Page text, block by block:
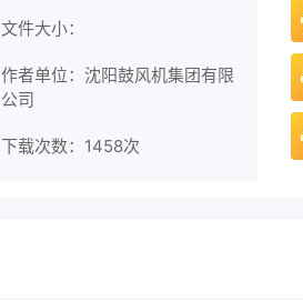
文件大小：
作者单位：沈阳鼓风机集团有限
公司
下载次数： 1458次